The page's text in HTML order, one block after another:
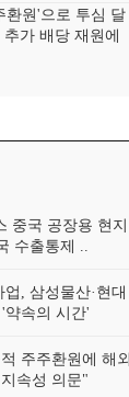
환원'으로 투심 달
가 배당 재원에
중국 공장용 현지
수출통제 ..
, 삼성물산·현대
약속의 시간'
주주환원에 해외
속성 의문"